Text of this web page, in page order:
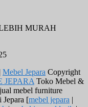
MURAH
Mebel Jepara Copyright
JEPARA Toko Mebel &
mebel furniture
Jepara [mebel jepara |